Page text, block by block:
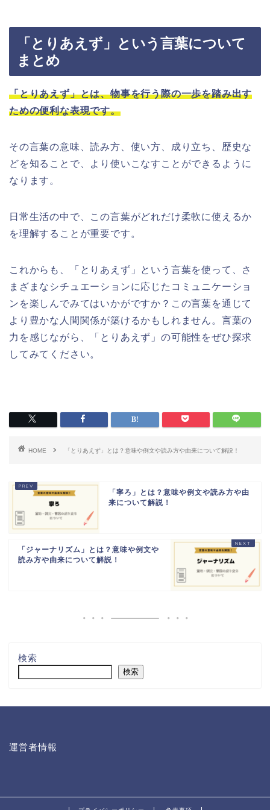
「とりあえず」という言葉について
まとめ
「とりあえず」とは、物事を行う際の一歩を踏み出す
ための便利な表現です。
その言葉の意味、読み方、使い方、成り立ち、歴史な
どを知ることで、より使いこなすことができるように
なります。
日常生活の中で、この言葉がどれだけ柔軟に使えるか
を理解することが重要です。
これからも、「とりあえず」という言葉を使って、さ
まざまなシチュエーションに応じたコミュニケーショ
ンを楽しんでみてはいかがですか？この言葉を通じて
より豊かな人間関係が築けるかもしれません。言葉の
力を感じながら、「とりあえず」の可能性をぜひ探求
してみてください。
HOME 「とりあえず」とは？意味や例文や読み方や由来について解説！
「寧ろ」とは？意味や例文や読み方や由
来について解説！
「ジャーナリズム」とは？意味や例文や
読み方や由来について解説！
検索
検索
運営者情報